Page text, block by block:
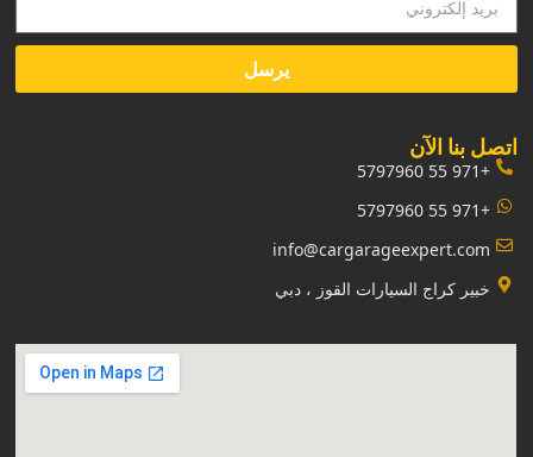
يرسل
‏اتصل بنا الآن‏
+971 55 5797960
+971 55 5797960
info@cargarageexpert.com
‏خبير كراج السيارات القوز ، دبي‏